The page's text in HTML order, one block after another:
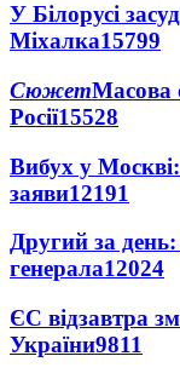
У Білорусі
Міхалка15799
СюжетМасова
Росії15528
Вибух у Москві:
заяви12191
Другий за
генерала12024
ЄС відзавтра
України9811